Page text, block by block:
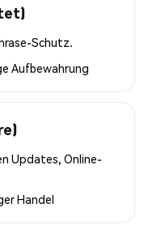
Schutz.
Aufbewahrung
Updates, Online-
Handel